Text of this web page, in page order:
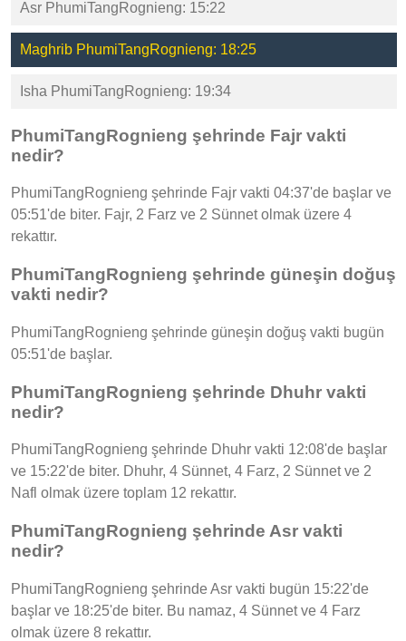
Asr PhumiTangRognieng: 15:22
Maghrib PhumiTangRognieng: 18:25
Isha PhumiTangRognieng: 19:34
PhumiTangRognieng şehrinde Fajr vakti
nedir?
PhumiTangRognieng şehrinde Fajr vakti 04:37'de başlar ve
05:51'de biter. Fajr, 2 Farz ve 2 Sünnet olmak üzere 4
rekattır.
PhumiTangRognieng şehrinde güneşin doğuş
vakti nedir?
PhumiTangRognieng şehrinde güneşin doğuş vakti bugün
05:51'de başlar.
PhumiTangRognieng şehrinde Dhuhr vakti
nedir?
PhumiTangRognieng şehrinde Dhuhr vakti 12:08'de başlar
ve 15:22'de biter. Dhuhr, 4 Sünnet, 4 Farz, 2 Sünnet ve 2
Nafl olmak üzere toplam 12 rekattır.
PhumiTangRognieng şehrinde Asr vakti
nedir?
PhumiTangRognieng şehrinde Asr vakti bugün 15:22'de
başlar ve 18:25'de biter. Bu namaz, 4 Sünnet ve 4 Farz
olmak üzere 8 rekattır.